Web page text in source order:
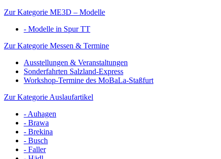
Zur Kategorie ME3D – Modelle
- Modelle in Spur TT
Zur Kategorie Messen & Termine
Ausstellungen & Veranstaltungen
Sonderfahrten Salzland-Express
Workshop-Termine des MoBaLa-Staßfurt
Zur Kategorie Auslaufartikel
- Auhagen
- Brawa
- Brekina
- Busch
- Faller